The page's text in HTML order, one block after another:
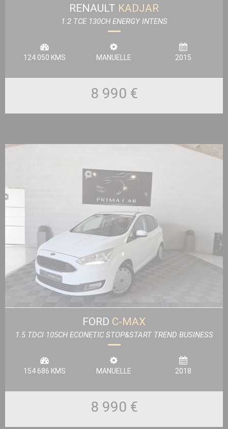
RENAULT KADJAR
1.2 TCE 130CH ENERGY INTENS
124 050 KMS MANUELLE 2015
8 990 €
FORD C-MAX
1.5 TDCI 105CH ECONETIC STOP&START TREND BUSINESS
154 686 KMS MANUELLE 2018
8 990 €